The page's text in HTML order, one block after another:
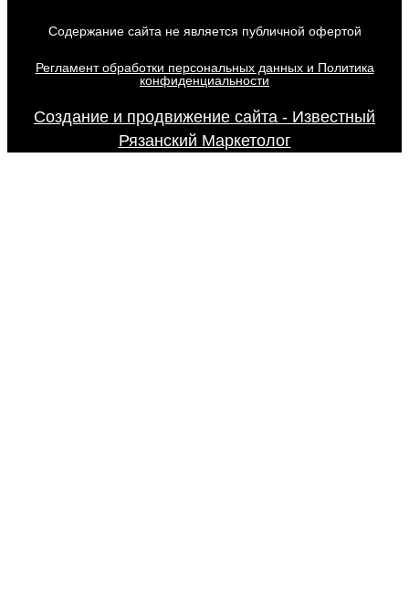
Содержание сайта не является публичной офертой
Регламент обработки персональных данных и Политика
конфиденциальности
Создание и продвижение сайта - Известный
Рязанский Маркетолог